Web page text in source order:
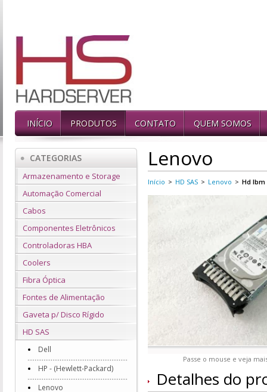
INÍCIO PRODUTOS CONTATO QUEM SOMOS
CATEGORIAS
Armazenamento e Storage
Automação Comercial
Cabos
Componentes Eletrônicos
Controladoras HBA
Coolers
Fibra Óptica
Fontes de Alimentação
Gaveta p/ Disco Rígido
HD SAS
Dell
HP - (Hewlett-Packard)
Lenovo
Lenovo
Início > HD SAS > Lenovo > Hd Ibm
Passe o mouse e veja
Detalhes do